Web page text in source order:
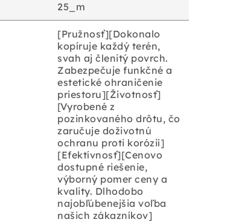
25_m
[Pružnosť][Dokonalo
kopíruje každý terén,
svah aj členitý povrch.
Zabezpečuje funkčné a
estetické ohraničenie
priestoru][Životnosť]
[Vyrobené z
pozinkovaného drôtu, čo
zaručuje doživotnú
ochranu proti korózií]
[Efektívnosť][Cenovo
dostupné riešenie,
výborný pomer ceny a
kvality. Dlhodobo
najobľúbenejšia voľba
našich zákazníkov]